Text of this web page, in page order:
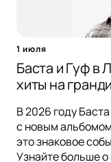
1 июля
Баста и Гуф в
хиты на
В 2026 году
с новым
это знаковое
Узнайте больше о